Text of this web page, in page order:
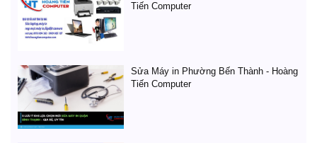
Tiến Computer
Sửa Máy in Phường Bến Thành - Hoàng
Tiến Computer